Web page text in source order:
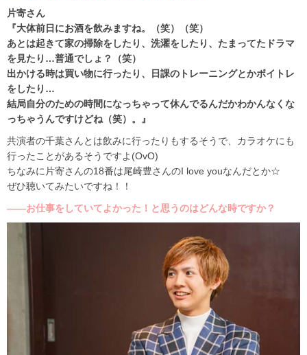
片寄さん
『大体前日にお酒を飲みますね。（笑）（笑）
あとは起きて家の掃除をしたり、洗濯をしたり、たまってたドラマ
を見たり…普通でしょ？（笑）
出かける時は買い物に行ったり、日課のトレーニングとかボイトレ
をしたり…
結局自分のための時間になっちゃって休んでるんだかわかんなくな
っちゃうんですけどね（笑）。』
共演者の千葉さんとは飲みに行ったりもするそうで、カラオケにも
行ったことがあるそうですよ(OvO)
ちなみに片寄さんの18番は尾崎豊さんのI love youなんだとか☆
ぜひ聴いてみたいですね！！
――お仕事をしていてよかった！と思うのはどんな時ですか？